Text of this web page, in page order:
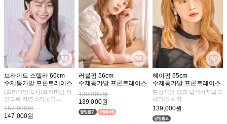
브라이트 스텔라 66cm
수제통가발 프론트레이스
(프리미엄-G사)프리미엄 라
인으로 자연스러움이
더욱 업그레이드 되었어요
여자라면 누구나 꿈꾸는 롱-
167,000원
147,000원
러블펌 56cm
수제통가발 프론트레이스
139,000원
139,000원
헤이펌 65cm
수제통가발 프론트레이스
환상적인 핑크 탈색하지말고
헤이펌 하자
139,000원